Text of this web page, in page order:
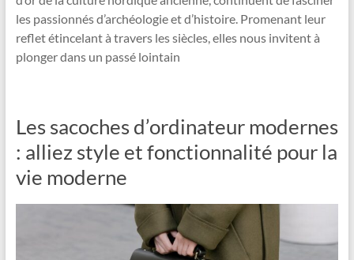
les passionnés d’archéologie et d’histoire. Promenant leur
reflet étincelant à travers les siècles, elles nous invitent à
plonger dans un passé lointain
Les sacoches d’ordinateur modernes
: alliez style et fonctionnalité pour la
vie moderne